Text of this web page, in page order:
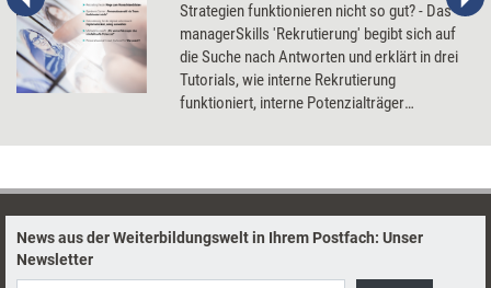
Strategien funktionieren nicht so gut? - Das
managerSkills 'Rekrutierung' begibt sich auf
die Suche nach Antworten und erklärt in drei
Tutorials, wie interne Rekrutierung
funktioniert, interne Potenzialträger
Recruiting läuft.
News aus der Weiterbildungswelt in Ihrem Postfach: Unser
Newsletter